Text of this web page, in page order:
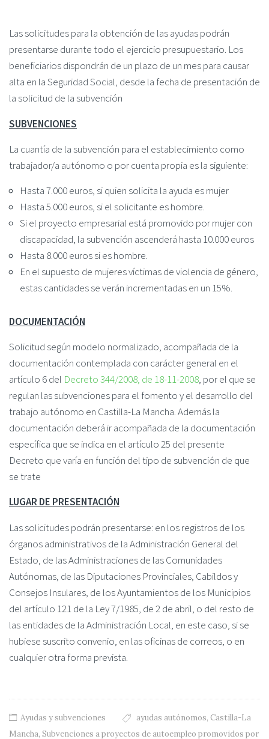
Las solicitudes para la obtención de las ayudas podrán
presentarse durante todo el ejercicio presupuestario. Los
beneficiarios dispondrán de un plazo de un mes para causar
alta en la Seguridad Social, desde la fecha de presentación de
la solicitud de la subvención
SUBVENCIONES
La cuantía de la subvención para el establecimiento como
trabajador/a autónomo o por cuenta propia es la siguiente:
Hasta 7.000 euros, si quien solicita la ayuda es mujer
Hasta 5.000 euros, si el solicitante es hombre.
Si el proyecto empresarial está promovido por mujer con
discapacidad, la subvención ascenderá hasta 10.000 euros
Hasta 8.000 euros si es hombre.
En el supuesto de mujeres víctimas de violencia de género,
estas cantidades se verán incrementadas en un 15%.
DOCUMENTACIÓN
Solicitud según modelo normalizado, acompañada de la
documentación contemplada con carácter general en el
artículo 6 del Decreto 344/2008, de 18-11-2008, por el que se
regulan las subvenciones para el fomento y el desarrollo del
trabajo autónomo en Castilla-La Mancha. Además la
documentación deberá ir acompañada de la documentación
específica que se indica en el artículo 25 del presente
Decreto que varía en función del tipo de subvención de que
se trate
LUGAR DE PRESENTACIÓN
Las solicitudes podrán presentarse: en los registros de los
órganos administrativos de la Administración General del
Estado, de las Administraciones de las Comunidades
Autónomas, de las Diputaciones Provinciales, Cabildos y
Consejos Insulares, de los Ayuntamientos de los Municipios
del artículo 121 de la Ley 7/1985, de 2 de abril, o del resto de
las entidades de la Administración Local, en este caso, si se
hubiese suscrito convenio, en las oficinas de correos, o en
cualquier otra forma prevista.
Ayudas y subvenciones ayudas autónomos, Castilla-La
Mancha, Subvenciones a proyectos de autoempleo promovidos por